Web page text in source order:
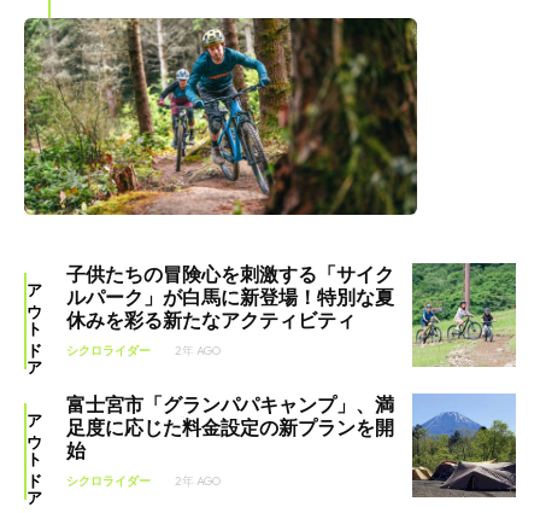
アウトドア
子供たちの冒険心を刺激する「サイク
ルパーク」が白馬に新登場！特別な夏
休みを彩る新たなアクティビティ
シクロライダー 2年 AGO
アウトドア
富士宮市「グランパパキャンプ」、満
足度に応じた料金設定の新プランを開
始
シクロライダー 2年 AGO